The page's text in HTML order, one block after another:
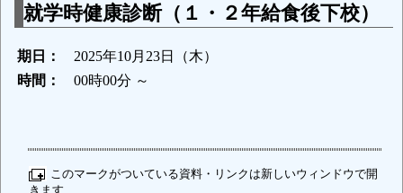
就学時健康診断（１・２年給食後下校）
期日：
2025年10月23日（木）
時間：
00時00分 ～
このマークがついている資料・リンクは新しいウィンドウで開